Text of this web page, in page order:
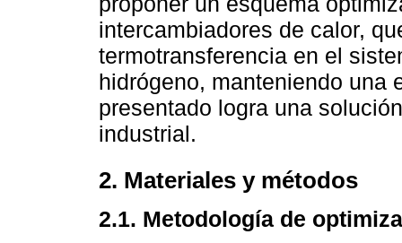
intercambiadores de calor,
termotransferencia en el
hidrógeno, manteniendo una
presentado logra una
industrial.
2. Materiales y métodos
2.1. Metodología de